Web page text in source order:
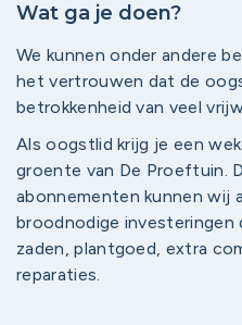
Wat ga je doen?
We kunnen onder andere
het vertrouwen dat de
betrokkenheid van veel
Als oogstlid krijg je een
groente van De Proeftuin.
abonnementen kunnen wij
broodnodige investeringen
zaden, plantgoed, extra
reparaties.